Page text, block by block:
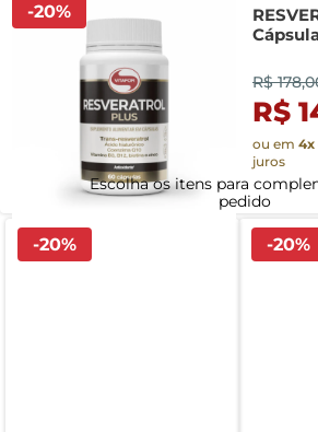
-20%
R$
R$
ou em4x
juros
-20% -20%